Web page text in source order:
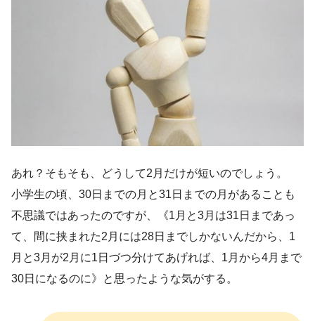
あれ？そもそも、どうして2月だけが短いのでしょう。
小学生の頃、30日までの月と31日までの月があることも
不思議ではあったのですが、《1月と3月は31日まであっ
て、間に挟まれた2月には28日までしかないんだから、1
月と3月が2月に1日づつ分けてあげれば、1月から4月まで
30日になるのに》と思ったような気がする。